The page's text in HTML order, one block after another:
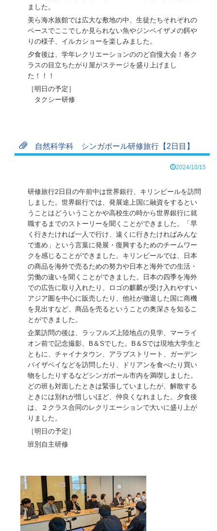
ました。
美ら海水族館では広大な敷地の中、生徒たちそれぞれの
ペースでここでしか見られない魚やジンベイザメの餌や
りの様子、イルカショーを楽しみました。
夕食後は、学年レクリエーションののど自慢大会！各ク
ラスの目立ちたがり屋がステージを盛り上げまし
た！！！
［明日の予定］
タクシー研修
自然科学科 シンガポール研修旅行【2日目】
2024/10/15
研修旅行2日目の午前中は世界銀行、キリンビールを訪問
しました。世界銀行では、発展途上国に融資をするとい
うことはどういうことかや高校生の時から世界銀行に就
職するまでのストーリーを聞くことができました。「早
く行きたければ一人で行け、遠くに行きたければみんな
で進め」という言葉に発展・復興するためのチームワー
クを感じることができました。 キリンビールでは 、日本
の商品を海外で売るための努力や日本と海外での生活・
労働の違いを聞くことができました。日本の四季を海外
での広告に取り入れたり、ロゴの麒麟が受け入れやすい
アジア圏を中心に販売したり、他社が撤退した国に商機
を見出すなど、商品を売るということの奥深さを知るこ
とができました。
企業訪問の後は、ラッフルズ上陸地点の見学、マーライ
オン前で記念撮影、B＆Sでした。B＆Sでは現地大学生と
ともに、チャイナタウン、アラブストリート、ガーデン
バイザベイなどを訪問したり、ドリアンを食べたり買い
物をしたりするなどシンガポール市内を満喫しました。
どの班も対面したときは緊張していましたが、解散する
ときには別れが惜しいほど、仲良くなれました。夕食後
は、２クラス合同のレクリエーションで大いに盛り上が
りました。
［明日の予定］
班別自主研修